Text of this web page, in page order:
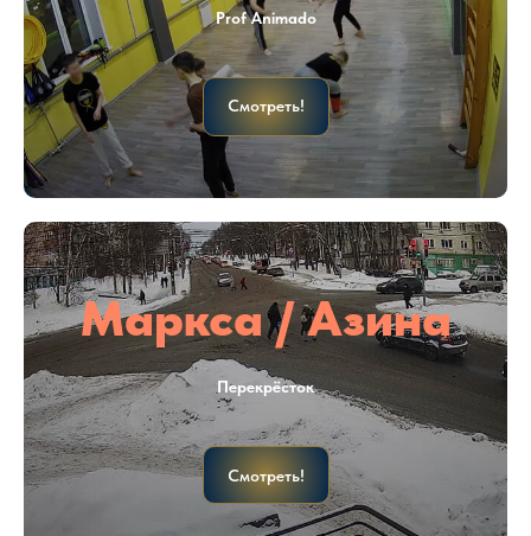
Prof Animado
Смотреть!
Маркса / Азина
Перекрёсток
Смотреть!